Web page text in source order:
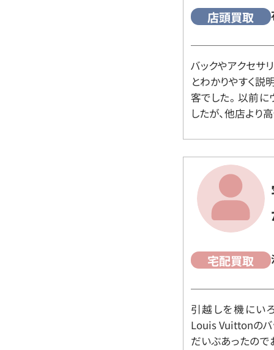
店頭買取
バックやアクセサ
とわかりやすく説
客でした。 以前
したが、他店より
宅配買取
引越しを機にい
Louis Vuittonのバ
だいぶあったので